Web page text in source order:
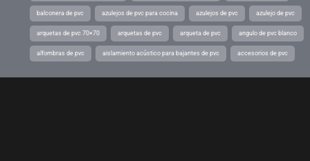
balconera de pvc azulejos de pvc para cocina azulejos de pvc azulejo de pvc
arquetas de pvc 70×70 arquetas de pvc arqueta de pvc angulo de pvc blanco
alfombras de pvc aislamiento acústico para bajantes de pvc accesorios de pvc